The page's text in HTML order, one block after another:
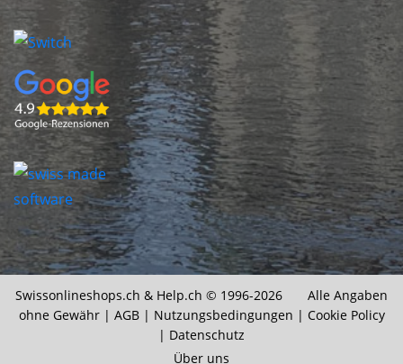
Swissonlineshops.ch & Help.ch © 1996-2026 Alle Angaben
ohne Gewähr | AGB| Nutzungsbedingungen | Cookie Policy
| Datenschutz
Über uns